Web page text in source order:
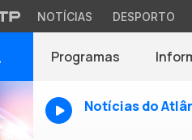
NOTÍCIAS DESPORTO
Programas
Notícias do